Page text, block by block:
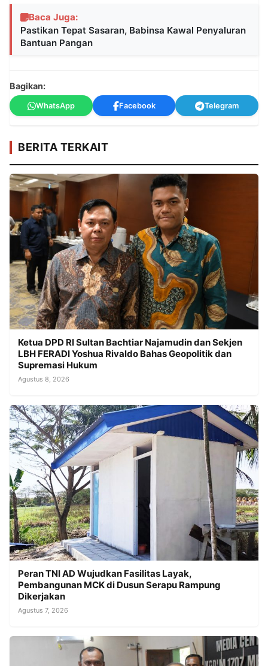
Baca Juga:
Pastikan Tepat Sasaran, Babinsa Kawal Penyaluran
Bantuan Pangan
Bagikan:
WhatsApp Facebook Telegram
BERITA TERKAIT
Ketua DPD RI Sultan Bachtiar Najamudin dan Sekjen
LBH FERADI Yoshua Rivaldo Bahas Geopolitik dan
Supremasi Hukum
Agustus 8, 2026
Peran TNI AD Wujudkan Fasilitas Layak,
Pembangunan MCK di Dusun Serapu Rampung
Dikerjakan
Agustus 7, 2026